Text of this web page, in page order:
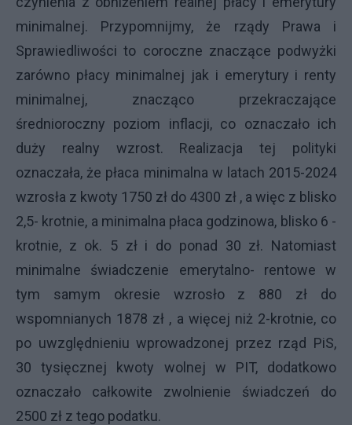
minimalnej. Przypomnijmy, że rządy Prawa i
Sprawiedliwości to coroczne znaczące podwyżki
zarówno płacy minimalnej jak i emerytury i renty
minimalnej, znacząco przekraczające
średnioroczny poziom inflacji, co oznaczało ich
duży realny wzrost. Realizacja tej polityki
oznaczała, że płaca minimalna w latach 2015-2024
wzrosła z kwoty 1750 zł do 4300 zł , a więc z blisko
2,5- krotnie, a minimalna płaca godzinowa, blisko 6 -
krotnie, z ok. 5 zł i do ponad 30 zł. Natomiast
minimalne świadczenie emerytalno- rentowe w
tym samym okresie wzrosło z 880 zł do
wspomnianych 1878 zł , a więcej niż 2-krotnie, co
po uwzględnieniu wprowadzonej przez rząd PiS,
30 tysięcznej kwoty wolnej w PIT, dodatkowo
oznaczało całkowite zwolnienie świadczeń do
2500 zł z tego podatku.